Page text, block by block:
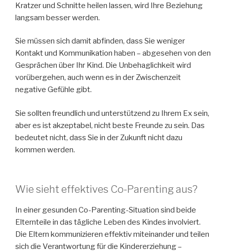
Kratzer und Schnitte heilen lassen, wird Ihre Beziehung
langsam besser werden.
Sie müssen sich damit abfinden, dass Sie weniger
Kontakt und Kommunikation haben – abgesehen von den
Gesprächen über Ihr Kind. Die Unbehaglichkeit wird
vorübergehen, auch wenn es in der Zwischenzeit
negative Gefühle gibt.
Sie sollten freundlich und unterstützend zu Ihrem Ex sein,
aber es ist akzeptabel, nicht beste Freunde zu sein. Das
bedeutet nicht, dass Sie in der Zukunft nicht dazu
kommen werden.
Wie sieht effektives Co-Parenting aus?
In einer gesunden Co-Parenting-Situation sind beide
Elternteile in das tägliche Leben des Kindes involviert.
Die Eltern kommunizieren effektiv miteinander und teilen
sich die Verantwortung für die Kindererziehung –